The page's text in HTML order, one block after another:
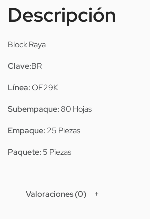
Descripción
Block Raya
Clave:BR
Línea:OF29K
Subempaque: 80 Hojas
Empaque: 25 Piezas
Paquete: 5 Piezas
Valoraciones (0)